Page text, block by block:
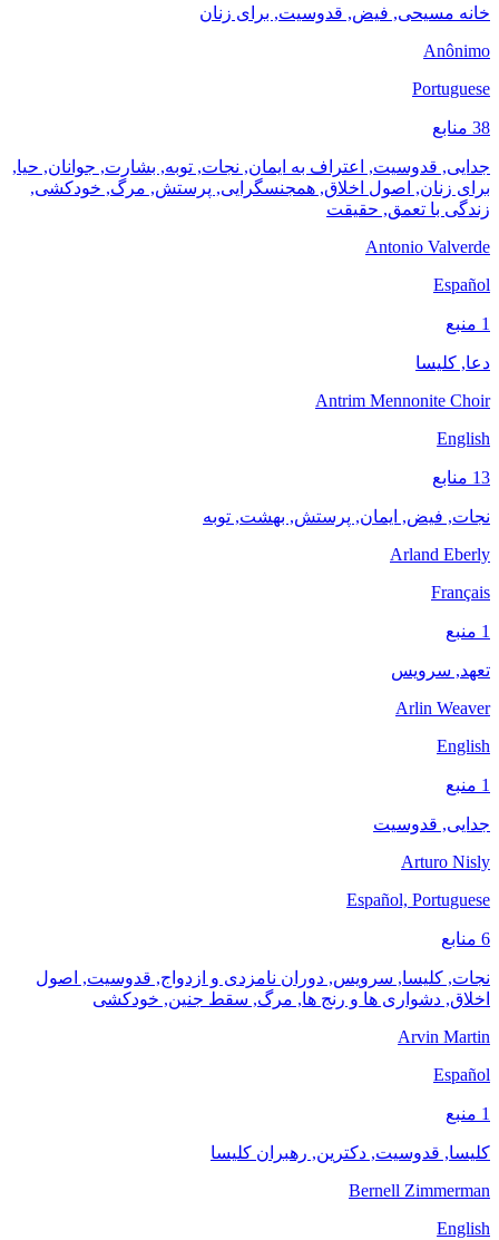
خانه مسیحی, فیض, قدوسیت, برای زنان
Anônimo
Portuguese
38 منابع
جدایی, قدوسیت, اعتراف به ایمان, نجات, توبه, بشارت, جوانان, حیا,
برای زنان, اصول اخلاق, همجنسگرایی, پرستش, مرگ, خودکشی,
زندگی با تعمق, حقیقت
Antonio Valverde
Español
1 منبع
دعا, کلیسا
Antrim Mennonite Choir
English
13 منابع
نجات, فیض, ایمان, پرستش, بهشت, توبه
Arland Eberly
Français
1 منبع
تعهد, سرویس
Arlin Weaver
English
1 منبع
جدایی, قدوسیت
Arturo Nisly
Español, Portuguese
6 منابع
نجات, کلیسا, سرویس, دوران نامزدی و ازدواج, قدوسیت, اصول
اخلاق, دشواری ها و رنج ها, مرگ, سقط جنین, خودکشی
Arvin Martin
Español
1 منبع
کلیسا, قدوسیت, دکترین, رهبران کلیسا
Bernell Zimmerman
English